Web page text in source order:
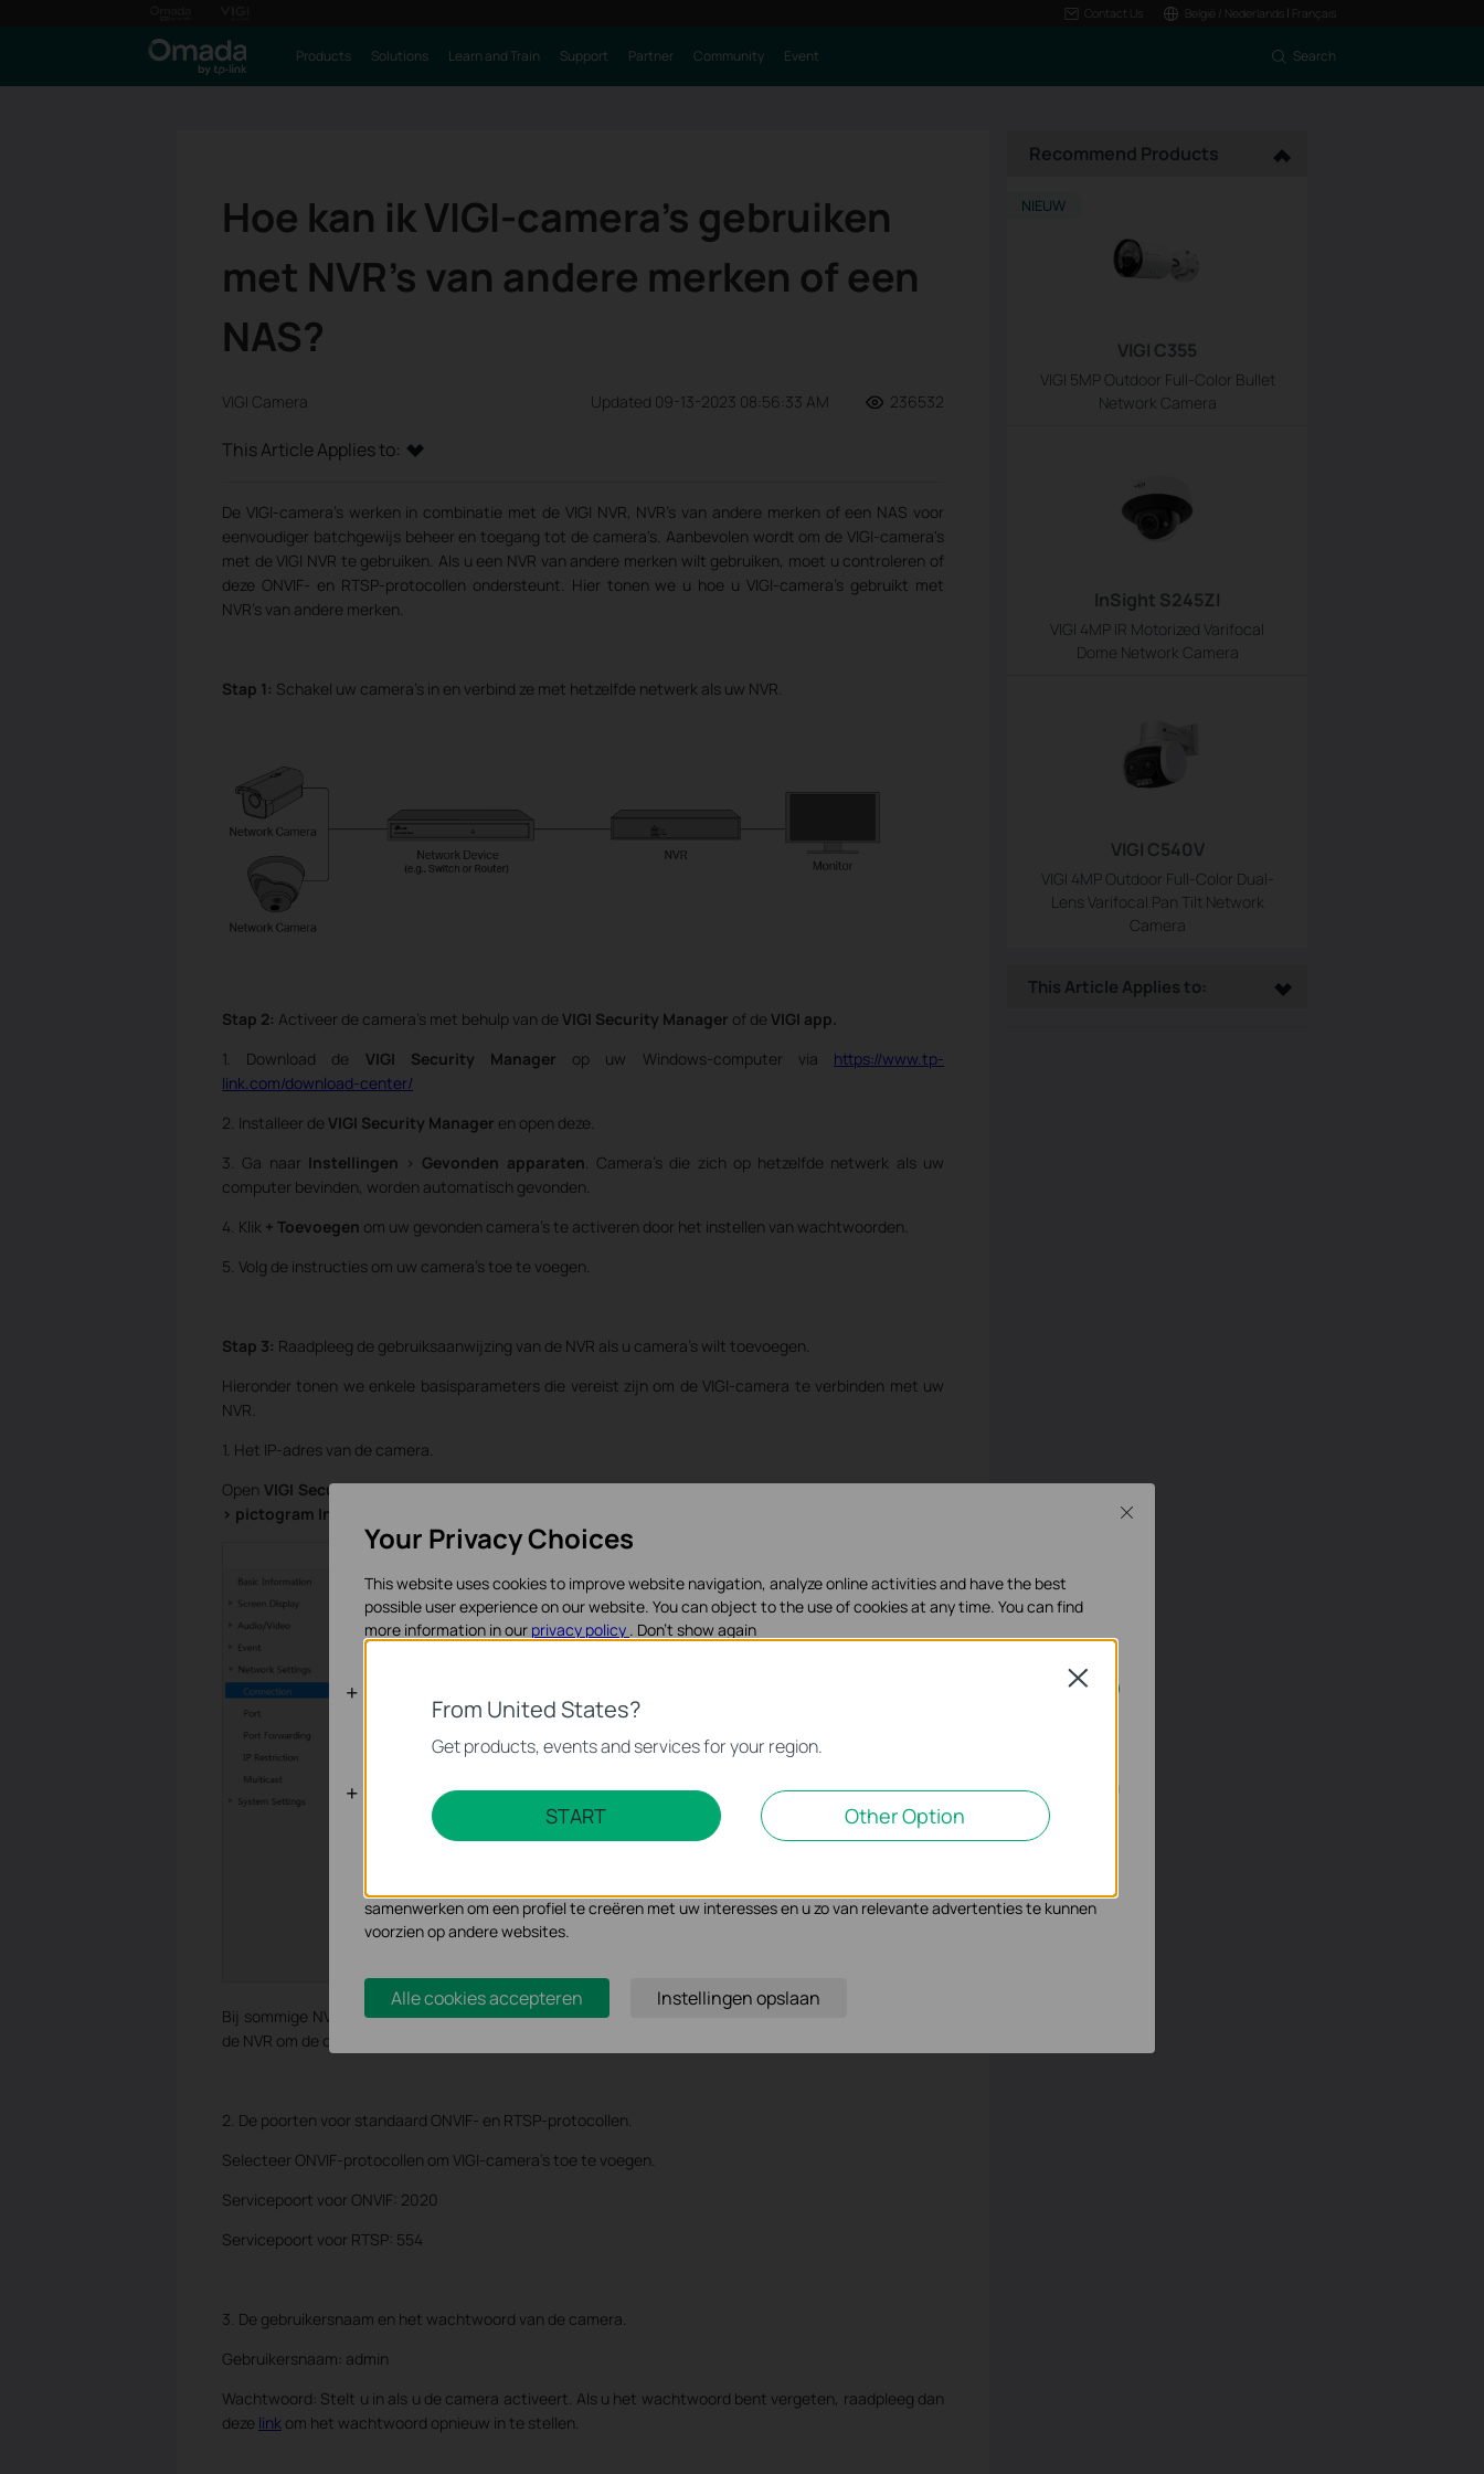
Contact Us België / Nederlands| Français
Products Solutions Learn and Train Support Partner Community Event Search
Hoe kan ik VIGI-camera's gebruiken
met NVR's van andere merken of een
NAS?
VIGI Camera Updated 09-13-2023 08:56:33 AM 236532
This Article Applies to:
De VIGI-camera's werken in combinatie met de VIGI NVR, NVR's van andere merken of een NAS voor
eenvoudiger batchgewijs beheer en toegang tot de camera's. Aanbevolen wordt om de VIGI-camera's
met de VIGI NVR te gebruiken. Als u een NVR van andere merken wilt gebruiken, moet u controleren of
deze ONVIF- en RTSP-protocollen ondersteunt. Hier tonen we u hoe u VIGI-camera's gebruikt met
NVR's van andere merken.
Stap 1: Schakel uw camera's in en verbind ze met hetzelfde netwerk als uw NVR.
Stap 2: Activeer de camera's met behulp van de VIGI Security Manager of de VIGI app.
1. Download de VIGI Security Manager op uw Windows-computer via https://www.tp-
link.com/download-center/
2. Installeer de VIGI Security Manager en open deze.
3. Ga naar Instellingen > Gevonden apparaten. Camera's die zich op hetzelfde netwerk als uw
computer bevinden, worden automatisch gevonden.
4. Klik + Toevoegen om uw gevonden camera's te activeren door het instellen van wachtwoorden.
5. Volg de instructies om uw camera's toe te voegen.
Stap 3: Raadpleeg de gebruiksaanwijzing van de NVR als u camera's wilt toevoegen.
Hieronder tonen we enkele basisparameters die vereist zijn om de VIGI-camera te verbinden met uw
NVR.
1. Het IP-adres van de camera.
Open VIGI Security Manageren ga naarInstellingen > Apparaat > Apparaatlijst > Mijn apparaten
> pictogram Instellingen van de camera > Netwerkinstellingen > Verbinding
Bij sommige NVR's moet u het IP-adres van de VIGI-camera wijzigen in hetzelfde netwerksegment als
de NVR om de camera te kunnen toevoegen.
2. De poorten voor standaard ONVIF- en RTSP-protocollen.
Selecteer ONVIF-protocollen om VIGI-camera's toe te voegen.
Servicepoort voor ONVIF: 2020
Servicepoort voor RTSP: 554
3. De gebruikersnaam en het wachtwoord van de camera.
Gebruikersnaam: admin
Wachtwoord: Stelt u in als u de camera activeert. Als u het wachtwoord bent vergeten, raadpleeg dan
deze linkom het wachtwoord opnieuw in te stellen.
Recommend Products
VIGI C355
VIGI 5MP Outdoor Full-Color Bullet
Network Camera
NIEUW
InSight S245ZI
VIGI 4MP IR Motorized Varifocal
Dome Network Camera
VIGI C540V
VIGI 4MP Outdoor Full-Color Dual-
Lens Varifocal Pan Tilt Network
Camera
This Article Applies to:
From United States?
Get products, events and services for your region.
START Other Option
Close
Your Privacy Choices
This website uses cookies to improve website navigation, analyze online activities and have the best
possible user experience on our website. You can object to the use of cookies at any time. You can find
more information in our privacy policy . Don’t show again
Analyse en Marketing Cookies
Cookies voor analyse geven ons de mogelijkheid uw activiteiten op onze website te volgen en zo de
samenwerken om een profiel te creëren met uw interesses en u zo van relevante advertenties te kunnen
voorzien op andere websites.
Alle cookies accepteren Instellingen opslaan
Close